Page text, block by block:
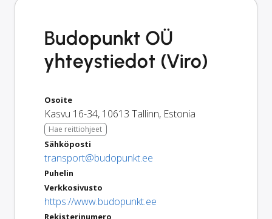
Budopunkt OÜ
yhteystiedot (Viro)
Osoite
Kasvu 16-34, 10613 Tallinn, Estonia
Hae reittiohjeet
Sähköposti
transport@budopunkt.ee
Puhelin
Verkkosivusto
https://www.budopunkt.ee
Rekisterinumero